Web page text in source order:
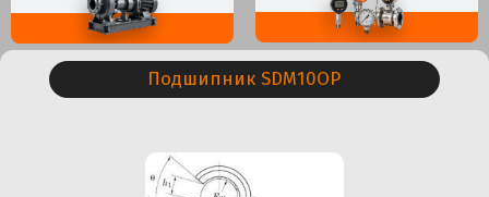
Подшипник SDM10OP